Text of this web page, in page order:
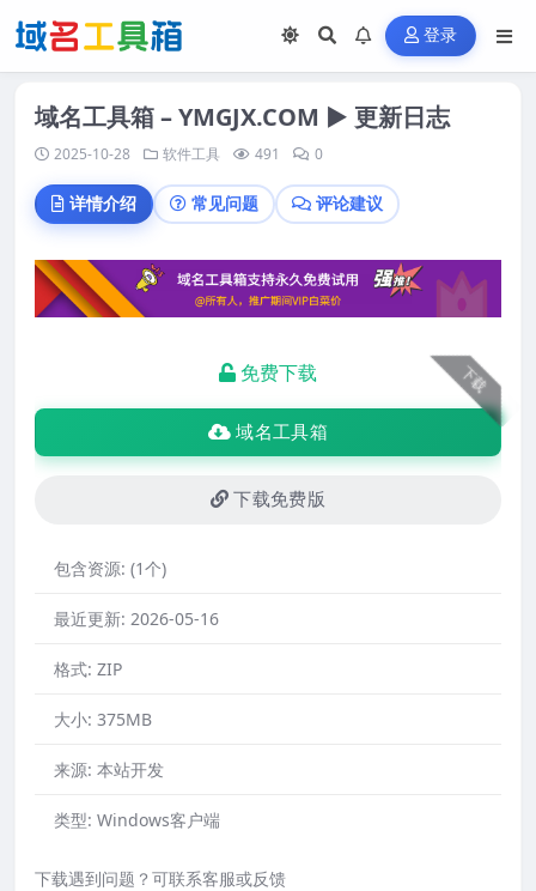
登录
域名工具箱 – YMGJX.COM ▶ 更新日志
2025-10-28 软件工具 491 0
详情介绍 常见问题 评论建议
下载
免费下载
域名工具箱
下载免费版
包含资源: (1个)
最近更新: 2026-05-16
格式: ZIP
大小: 375MB
来源: 本站开发
类型: Windows客户端
下载遇到问题？可联系客服或反馈